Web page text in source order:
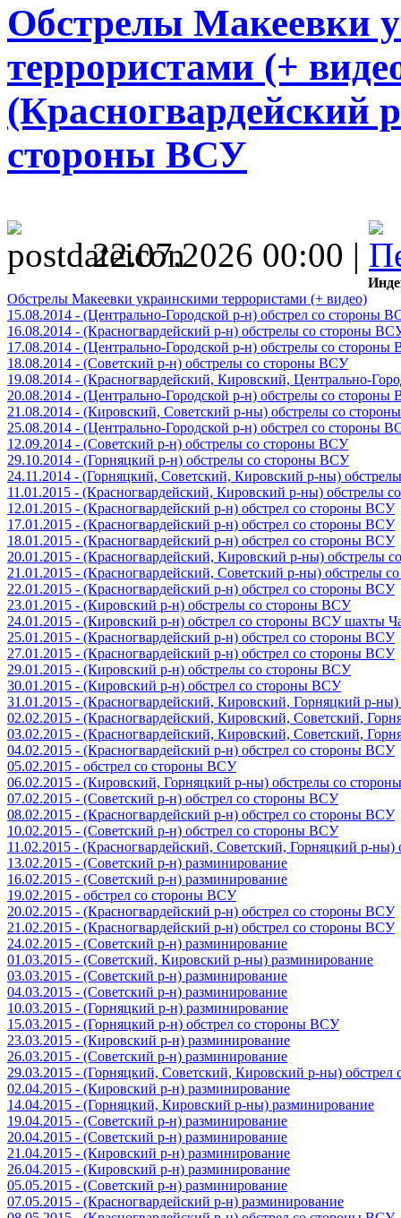
Обстрелы Макеевки
террористами (+
(Красногвардейский
стороны ВСУ
22.07.2026 00:00 |
Обстрелы Макеевки украинскими террористами (+ видео)
15.08.2014 - (Центрально-Городской р-н) обстрел со стороны
16.08.2014 - (Красногвардейский р-н) обстрелы со стороны
17.08.2014 - (Центрально-Городской р-н) обстрелы со стороны
18.08.2014 - (Советский р-н) обстрелы со стороны ВСУ
19.08.2014 - (Красногвардейский, Кировский, Центрально-
20.08.2014 - (Центрально-Городской р-н) обстрелы со стороны
21.08.2014 - (Кировский, Советский р-ны) обстрелы со
25.08.2014 - (Центрально-Городской р-н) обстрел со стороны
12.09.2014 - (Советский р-н) обстрелы со стороны ВСУ
29.10.2014 - (Горняцкий р-н) обстрелы со стороны ВСУ
24.11.2014 - (Горняцкий, Советский, Кировский р-ны)
11.01.2015 - (Красногвардейский, Кировский р-ны) обстрелы
12.01.2015 - (Красногвардейский р-н) обстрел со стороны ВСУ
17.01.2015 - (Красногвардейский р-н) обстрел со стороны ВСУ
18.01.2015 - (Красногвардейский р-н) обстрел со стороны ВСУ
20.01.2015 - (Красногвардейский, Кировский р-ны) обстрелы
21.01.2015 - (Красногвардейский, Советский р-ны) обстрелы
22.01.2015 - (Красногвардейский р-н) обстрел со стороны ВСУ
23.01.2015 - (Кировский р-н) обстрелы со стороны ВСУ
24.01.2015 - (Кировский р-н) обстрел со стороны ВСУ шахты
25.01.2015 - (Красногвардейский р-н) обстрел со стороны ВСУ
27.01.2015 - (Красногвардейский р-н) обстрел со стороны ВСУ
29.01.2015 - (Кировский р-н) обстрелы со стороны ВСУ
30.01.2015 - (Кировский р-н) обстрел со стороны ВСУ
31.01.2015 - (Красногвардейский, Кировский, Горняцкий р-
02.02.2015 - (Красногвардейский, Кировский, Советский,
03.02.2015 - (Красногвардейский, Кировский, Советский,
04.02.2015 - (Красногвардейский р-н) обстрел со стороны ВСУ
05.02.2015 - обстрел со стороны ВСУ
06.02.2015 - (Кировский, Горняцкий р-ны) обстрелы со
07.02.2015 - (Советский р-н) обстрел со стороны ВСУ
08.02.2015 - (Красногвардейский р-н) обстрел со стороны ВСУ
10.02.2015 - (Советский р-н) обстрел со стороны ВСУ
11.02.2015 - (Красногвардейский, Советский, Горняцкий р-
13.02.2015 - (Советский р-н) разминирование
16.02.2015 - (Советский р-н) разминирование
19.02.2015 - обстрел со стороны ВСУ
20.02.2015 - (Красногвардейский р-н) обстрел со стороны ВСУ
21.02.2015 - (Красногвардейский р-н) обстрел со стороны ВСУ
24.02.2015 - (Советский р-н) разминирование
01.03.2015 - (Советский, Кировский р-ны) разминирование
03.03.2015 - (Советский р-н) разминирование
04.03.2015 - (Советский р-н) разминирование
10.03.2015 - (Горняцкий р-н) разминирование
15.03.2015 - (Горняцкий р-н) обстрел со стороны ВСУ
23.03.2015 - (Кировский р-н) разминирование
26.03.2015 - (Советский р-н) разминирование
29.03.2015 - (Горняцкий, Советский, Кировский р-ны)
02.04.2015 - (Кировский р-н) разминирование
14.04.2015 - (Горняцкий, Кировский р-ны) разминирование
19.04.2015 - (Советский р-н) разминирование
20.04.2015 - (Советский р-н) разминирование
21.04.2015 - (Кировский р-н) разминирование
26.04.2015 - (Кировский р-н) разминирование
05.05.2015 - (Советский р-н) разминирование
07.05.2015 - (Красногвардейский р-н) разминирование